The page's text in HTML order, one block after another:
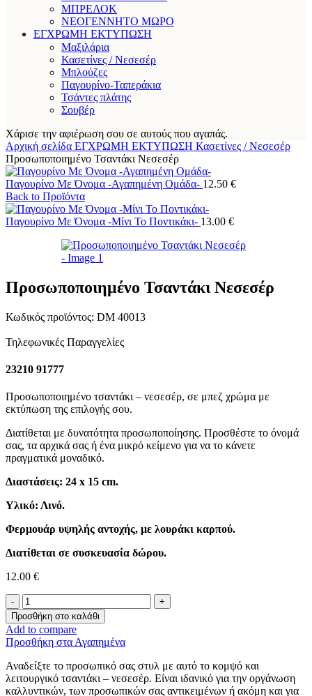
ΜΠΡΕΛΟΚ
ΝΕΟΓΕΝΝΗΤΟ ΜΩΡΟ
ΕΓΧΡΩΜΗ ΕΚΤΥΠΩΣΗ
Μαξιλάρια
Κασετίνες / Νεσεσέρ
Μπλούζες
Παγουρίνο-Ταπεράκια
Τσάντες πλάτης
Σουβέρ
Χάρισε την αφιέρωση σου σε αυτούς που αγαπάς.
Αρχική σελίδα ΕΓΧΡΩΜΗ ΕΚΤΥΠΩΣΗ Κασετίνες / Νεσεσέρ
Προσωποποιημένο Τσαντάκι Νεσεσέρ
Παγουρίνο Με Όνομα -Αγαπημένη Ομάδα- 12.50 €
Back to Προϊόντα
Παγουρίνο Με Όνομα -Μίνι Το Ποντικάκι- 13.00 €
Προσωποποιημένο Τσαντάκι Νεσεσέρ
Κωδικός προϊόντος: DM 40013
Τηλεφωνικές Παραγγελίες
23210 91777
Προσωποποιημένο τσαντάκι – νεσεσέρ, σε μπεζ χρώμα με
εκτύπωση της επιλογής σου.
Διατίθεται με δυνατότητα προσωποποίησης. Προσθέστε το όνομά
σας, τα αρχικά σας ή ένα μικρό κείμενο για να το κάνετε
πραγματικά μοναδικό.
Διαστάσεις: 24 x 15 cm.
Υλικό: Λινό.
Φερμουάρ υψηλής αντοχής, με λουράκι καρπού.
Διατίθεται σε συσκευασία δώρου.
12.00 €
Προσωποποιημένο
Τσαντάκι
Νεσεσέρ
ποσότητα
Προσθήκη στο καλάθι
Add to compare
Προσθήκη στα Αγαπημένα
Αναδείξτε το προσωπικό σας στυλ με αυτό το κομψό και
λειτουργικό τσαντάκι – νεσεσέρ. Είναι ιδανικό για την οργάνωση
καλλυντικών, των προσωπικών σας αντικειμένων ή ακόμη και για